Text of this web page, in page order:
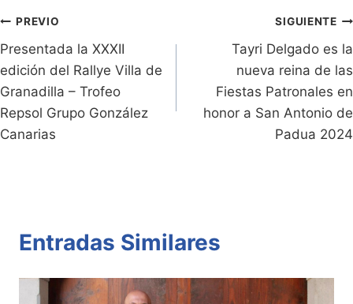
e
n
dl
y
Li
n
k
A
p
p
ar
tir
Navegación
de
entradas
PREVIO
Presentada la XXXII
edición del Rallye Villa de
Granadilla – Trofeo
Repsol Grupo González
Canarias
SIGUIENTE
Tayri Delgado es la
nueva reina de las
Fiestas Patronales en
honor a San Antonio de
Padua 2024
Entradas Similares